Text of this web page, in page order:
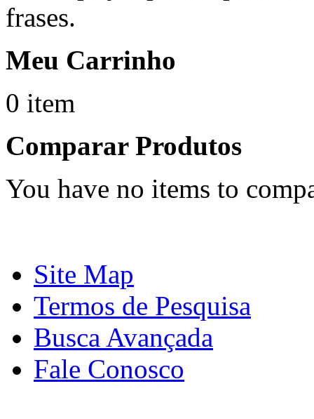
frases.
Meu Carrinho
0 item
Comparar Produtos
You have no items to
Site Map
Termos de Pesquisa
Busca Avançada
Fale Conosco